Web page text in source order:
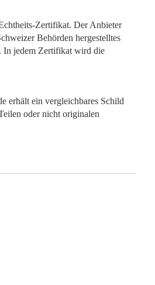
Zertifikat. Der Anbieter
Behörden hergestelltes
In jedem Zertifikat wird die
erhält ein vergleichbares Schild
oder nicht originalen